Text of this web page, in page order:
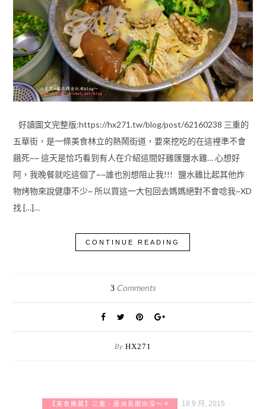
好讀圖文完整版:https://hx271.tw/blog/post/62160238 三重的
五華街，是一條美食林立的熱鬧街道，要來挖吃的在這裡準不會
餓死~~ 這天是恰巧看到有人在介紹這間好雞匯鹽水雞… 心想好
阿，我晚餐就吃這個了~~誰也別想阻止我!!! 鹽水雞比起其他炸
物烤物來說健康不少~ 所以買這一大包回去媽媽絕對不會唸我~XD
找 […]…
CONTINUE READING
3Comments
By HX271
【美食推薦】三重、蘆洲長期出沒～＊ 18 9 月, 2015